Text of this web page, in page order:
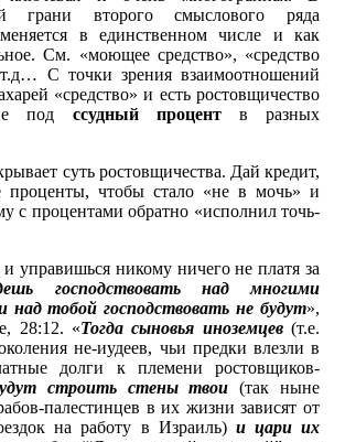
грани второго смыслового ряда
в единственном числе и как
См. «моющее средство», «средство
С точки зрения взаимоотношений
«средство» и есть ростовщичество
под ссудный процентв разных
суть ростовщичества. Дай кредит,
проценты, чтобы стало «не в мочь» и
с процентами обратно «исполнил точь-
управишься никому ничего не платя за
господствовать над многими
над тобой господствовать не будут»,
28:12. «Тогда сыновья иноземцев(т.е.
не-иудеев, чьи предки влезли в
долги к племени ростовщиков-
строить стены твои (так ныне
палестинцев в их жизни зависят от
на работу в Израиль) и цари их